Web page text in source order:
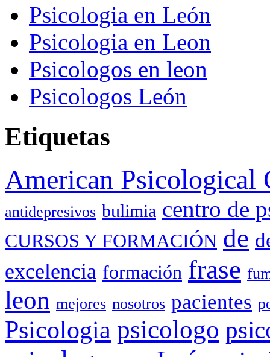
Psicologia en León
Psicologia en Leon
Psicologos en leon
Psicologos León
Etiquetas
American Psicological
antidepresivos bulimia centro de
CURSOS Y FORMACIÓN de
excelencia formación frase
leon mejores nosotros pacientes
Psicologia psicologo